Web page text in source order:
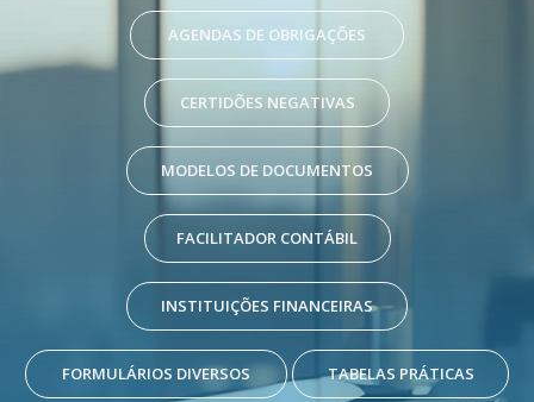
AGENDAS DE OBRIGAÇÕES
CERTIDÕES NEGATIVAS
MODELOS DE DOCUMENTOS
FACILITADOR CONTÁBIL
INSTITUIÇÕES FINANCEIRAS
FORMULÁRIOS DIVERSOS TABELAS PRÁTICAS